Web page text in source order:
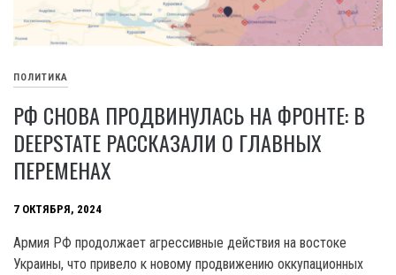
ПОЛИТИКА
РФ СНОВА ПРОДВИНУЛАСЬ НА ФРОНТЕ: В
DEEPSTATE РАССКАЗАЛИ О ГЛАВНЫХ
ПЕРЕМЕНАХ
7 ОКТЯБРЯ, 2024
Армия РФ продолжает агрессивные действия на востоке
Украины, что привело к новому продвижению оккупационных